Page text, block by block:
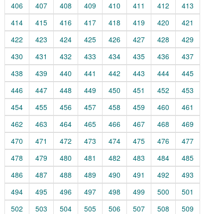
406
407 408 409 410 411 412
413
414
415 416 417 418 419 420
421
422
423 424 425 426 427 428
429
430
431 432 433 434 435 436
437
438
439 440 441 442 443 444
445
446
447 448 449 450 451 452
453
454
455 456 457 458 459 460
461
462
463 464 465 466 467 468
469
470
471 472 473 474 475 476
477
478
479 480 481 482 483 484
485
486
487 488 489 490 491 492
493
494
495 496 497 498 499 500
501
502
503 504 505 506 507 508
509